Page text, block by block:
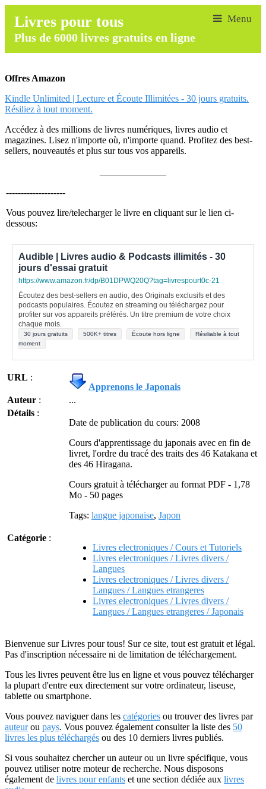
Livres pour tous
Plus de 6000 livres gratuits en ligne
Offres Amazon
Kindle Unlimited | Lecture et Écoute Illimitées - 30 jours gratuits.
Résiliez à tout moment.
Accédez à des millions de livres numériques, livres audio et
magazines. Lisez n'importe où, n'importe quand. Profitez des best-
sellers, nouveautés et plus sur tous vos appareils.
--------------------
Vous pouvez lire/telecharger le livre en cliquant sur le lien ci-
dessous:
Audible | Livres audio & Podcasts illimités - 30
jours d'essai gratuit
https://www.amazon.fr/dp/B01DPWQ20Q?tag=livrespourt0c-21
Écoutez des best-sellers en audio, des Originals exclusifs et des
podcasts populaires. Écoutez en streaming ou téléchargez pour
profiter sur vos appareils préférés. Un titre premium de votre choix
chaque mois.
30 jours gratuits 500K+ titres Écoute hors ligne
Résiliable à tout
moment
URL :
Apprenons le Japonais
Auteur :
...
Détails :
Date de publication du cours: 2008
Cours d'apprentissage du japonais avec en fin de
livret, l'ordre du tracé des traits des 46 Katakana et
des 46 Hiragana.
Cours gratuit à télécharger au format PDF - 1,78
Mo - 50 pages
Tags: langue japonaise, Japon
Catégorie :
Livres electroniques / Cours et Tutoriels
Livres electroniques / Livres divers /
Langues
Livres electroniques / Livres divers /
Langues / Langues etrangeres
Livres electroniques / Livres divers /
Langues / Langues etrangeres / Japonais
Bienvenue sur Livres pour tous! Sur ce site, tout est gratuit et légal.
Pas d'inscription nécessaire ni de limitation de téléchargement.
Tous les livres peuvent être lus en ligne et vous pouvez télécharger
la plupart d'entre eux directement sur votre ordinateur, liseuse,
tablette ou smartphone.
Vous pouvez naviguer dans les catégories ou trouver des livres par
auteurou pays. Vous pouvez également consulter la liste des 50
livres les plus téléchargés ou des 10 derniers livres publiés.
Si vous souhaitez chercher un auteur ou un livre spécifique, vous
pouvez utiliser notre moteur de recherche. Nous disposons
également de livres pour enfants et une section dédiée aux livres